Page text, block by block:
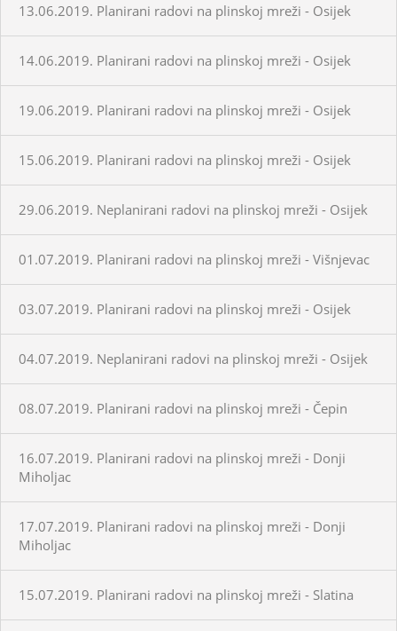
13.06.2019. Planirani radovi na plinskoj mreži - Osijek
14.06.2019. Planirani radovi na plinskoj mreži - Osijek
19.06.2019. Planirani radovi na plinskoj mreži - Osijek
15.06.2019. Planirani radovi na plinskoj mreži - Osijek
29.06.2019. Neplanirani radovi na plinskoj mreži - Osijek
01.07.2019. Planirani radovi na plinskoj mreži - Višnjevac
03.07.2019. Planirani radovi na plinskoj mreži - Osijek
04.07.2019. Neplanirani radovi na plinskoj mreži - Osijek
08.07.2019. Planirani radovi na plinskoj mreži - Čepin
16.07.2019. Planirani radovi na plinskoj mreži - Donji
Miholjac
17.07.2019. Planirani radovi na plinskoj mreži - Donji
Miholjac
15.07.2019. Planirani radovi na plinskoj mreži - Slatina